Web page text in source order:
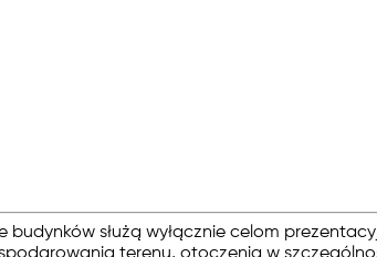
służą wyłącznie celom
terenu, otoczenia w